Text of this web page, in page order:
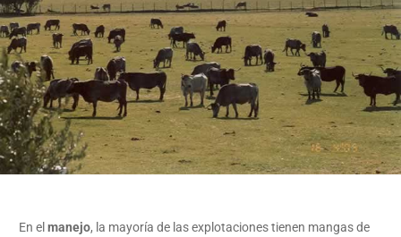
En el manejo, la mayoría de las explotaciones tienen mangas de